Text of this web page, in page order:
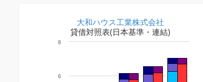
大和ハウス工業株式会社
貸借対照表(日本基準・連結)
6
8